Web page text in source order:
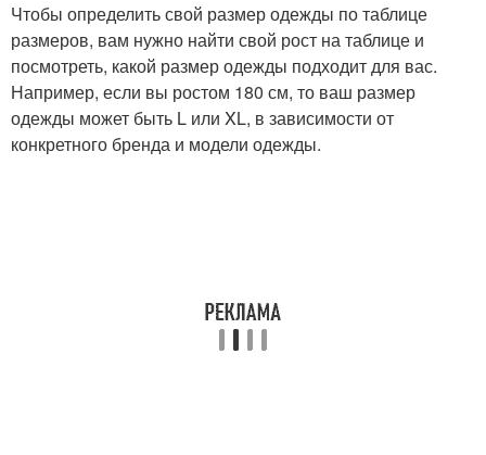
Чтобы определить свой размер одежды по таблице
размеров, вам нужно найти свой рост на таблице и
посмотреть, какой размер одежды подходит для вас.
Например, если вы ростом 180 см, то ваш размер
одежды может быть L или XL, в зависимости от
конкретного бренда и модели одежды.